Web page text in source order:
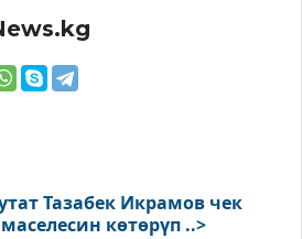
Тазабек Икрамов чек
ара маселесин көтөрүп ..>